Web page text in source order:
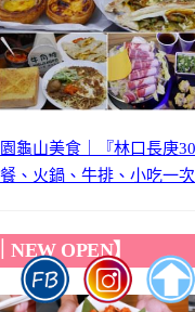
龜山美食｜『林口長庚
、火鍋、牛排、小吃一次
NEW OPEN】